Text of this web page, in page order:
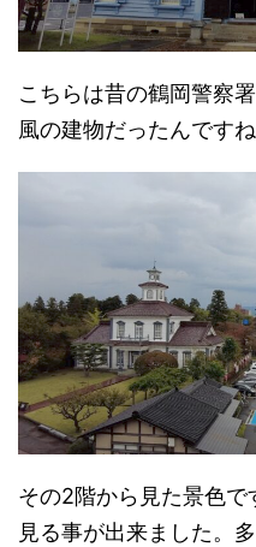
こちらは昔の鶴岡警察
風の建物だったんですね
その2階から見た景色で
見る事が出来ました。